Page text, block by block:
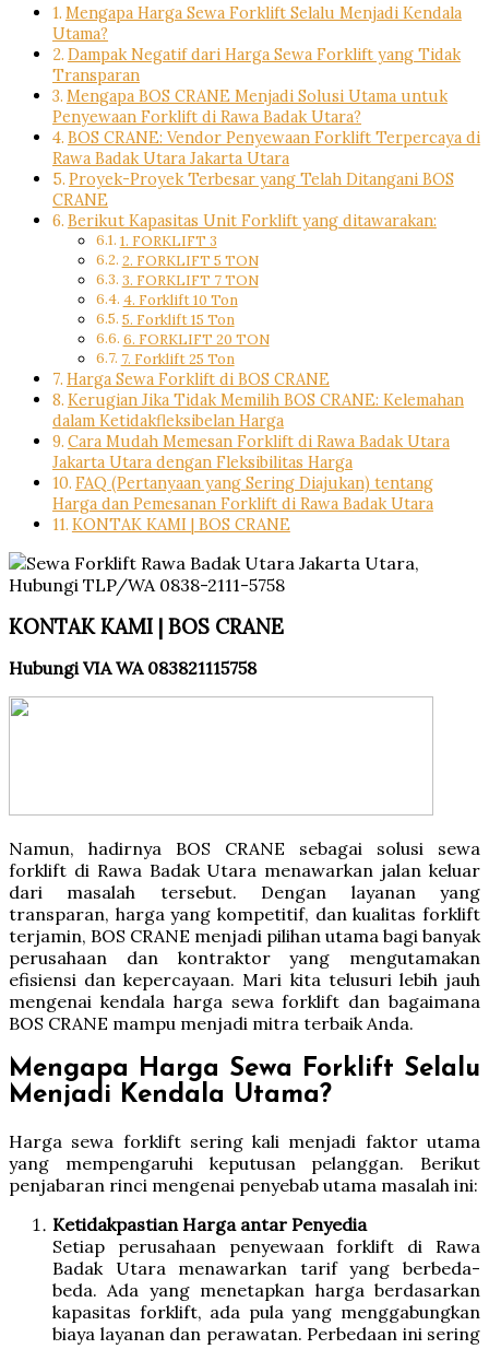
Mengapa Harga Sewa Forklift Selalu Menjadi Kendala
Utama?
Dampak Negatif dari Harga Sewa Forklift yang Tidak
Transparan
Mengapa BOS CRANE Menjadi Solusi Utama untuk
Penyewaan Forklift di Rawa Badak Utara?
BOS CRANE: Vendor Penyewaan Forklift Terpercaya di
Rawa Badak Utara Jakarta Utara
Proyek-Proyek Terbesar yang Telah Ditangani BOS
CRANE
Berikut Kapasitas Unit Forklift yang ditawarakan:
1. FORKLIFT 3
2. FORKLIFT 5 TON
3. FORKLIFT 7 TON
4. Forklift 10 Ton
5. Forklift 15 Ton
6. FORKLIFT 20 TON
7. Forklift 25 Ton
Harga Sewa Forklift di BOS CRANE
Kerugian Jika Tidak Memilih BOS CRANE: Kelemahan
dalam Ketidakfleksibelan Harga
Cara Mudah Memesan Forklift di Rawa Badak Utara
Jakarta Utara dengan Fleksibilitas Harga
FAQ (Pertanyaan yang Sering Diajukan) tentang
Harga dan Pemesanan Forklift di Rawa Badak Utara
KONTAK KAMI | BOS CRANE
KONTAK KAMI | BOS CRANE
Hubungi VIA WA 083821115758
Namun, hadirnya BOS CRANE sebagai solusi sewa
forklift di Rawa Badak Utara menawarkan jalan keluar
dari masalah tersebut. Dengan layanan yang
transparan, harga yang kompetitif, dan kualitas forklift
terjamin, BOS CRANE menjadi pilihan utama bagi banyak
perusahaan dan kontraktor yang mengutamakan
efisiensi dan kepercayaan. Mari kita telusuri lebih jauh
mengenai kendala harga sewa forklift dan bagaimana
BOS CRANE mampu menjadi mitra terbaik Anda.
Mengapa Harga Sewa Forklift Selalu
Menjadi Kendala Utama?
Harga sewa forklift sering kali menjadi faktor utama
yang mempengaruhi keputusan pelanggan. Berikut
penjabaran rinci mengenai penyebab utama masalah ini:
Ketidakpastian Harga antar Penyedia
Setiap perusahaan penyewaan forklift di Rawa
Badak Utara menawarkan tarif yang berbeda-
beda. Ada yang menetapkan harga berdasarkan
kapasitas forklift, ada pula yang menggabungkan
biaya layanan dan perawatan. Perbedaan ini sering